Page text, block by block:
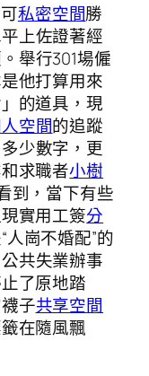
私密空間勝
上佐證著經
舉行301場僱
他打算用來
的道具，現
空間的追蹤
少數字，更
求職者小樹
到，當下有些
實用工簽分
人崗不婚配”的
共失業辦事
了原地踏
子共享空間
在隨風飄